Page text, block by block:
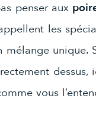
penser aux
les
mélange unique.
dessus,
vous